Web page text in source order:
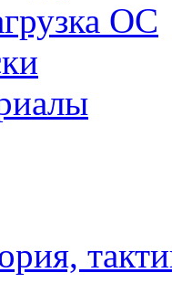
ОС